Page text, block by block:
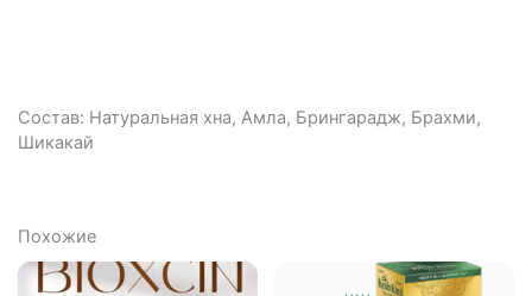
Состав: Натуральная хна, Амла, Брингарадж, Брахми,
Шикакай
Похожие